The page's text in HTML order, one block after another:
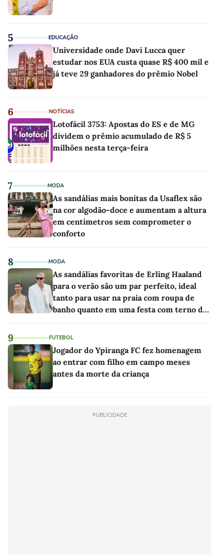
5 EDUCAÇÃO
Universidade onde Davi Lucca quer
estudar nos EUA custa quase R$ 400 mil e
já teve 29 ganhadores do prêmio Nobel
6 NOTÍCIAS
Lotofácil 3753: Apostas do ES e de MG
dividem o prêmio acumulado de R$ 5
milhões nesta terça-feira
7 MODA
As sandálias mais bonitas da Usaflex são
na cor algodão-doce e aumentam a altura
em centímetros sem comprometer o
conforto
8 MODA
As sandálias favoritas de Erling Haaland
para o verão são um par perfeito, ideal
tanto para usar na praia com roupa de
banho quanto em uma festa com terno de
9 FUTEBOL
Jogador do Ypiranga FC fez homenagem
ao entrar com filho em campo meses
antes da morte da criança
PUBLICIDADE